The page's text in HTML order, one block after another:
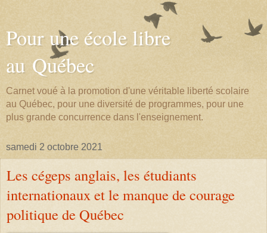
Pour une école libre
au Québec
Carnet voué à la promotion d'une véritable liberté scolaire
au Québec, pour une diversité de programmes, pour une
plus grande concurrence dans l'enseignement.
samedi 2 octobre 2021
Les cégeps anglais, les étudiants
internationaux et le manque de courage
politique de Québec